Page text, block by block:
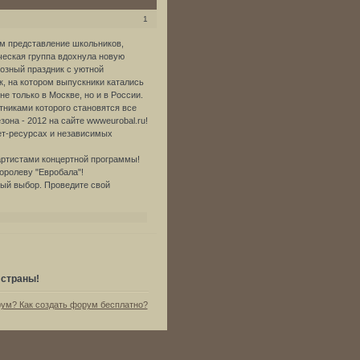
1
школьников,
группа вдохнула новую
праздник с уютной
на котором выпускники катались
только в Москве, но и в России.
которого становятся все
- 2012 на сайте wwweurobal.ru!
ресурсах и независимых
концертной программы!
"Евробала"!
выбор. Проведите свой